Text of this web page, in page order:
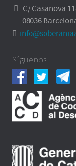
C/ Casanova
08036
Síguenos